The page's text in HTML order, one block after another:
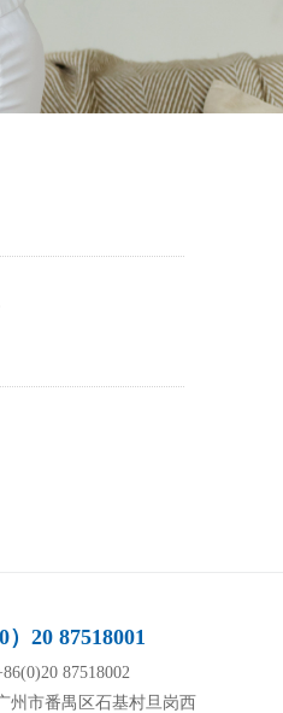
）20 87518001
87518002
州市番禺区石基村旦岗西